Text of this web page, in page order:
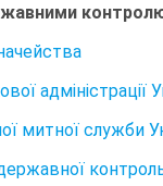
адміністрації
митної служби